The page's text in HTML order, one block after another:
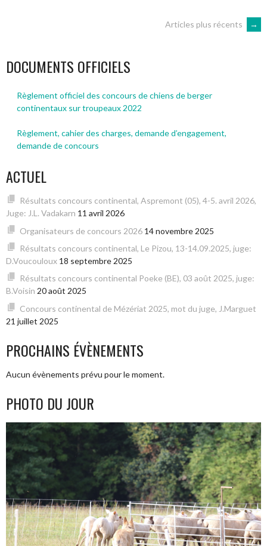
DES
ARTICLES
Articles plus récents →
DOCUMENTS OFFICIELS
Règlement officiel des concours de chiens de berger
continentaux sur troupeaux 2022
Règlement, cahier des charges, demande d’engagement,
demande de concours
ACTUEL
Résultats concours continental, Aspremont (05), 4-5. avril 2026,
Juge: J.L. Vadakarn 11 avril 2026
Organisateurs de concours 2026 14 novembre 2025
Résultats concours continental, Le Pizou, 13-14.09.2025, juge:
D.Voucouloux 18 septembre 2025
Résultats concours continental Poeke (BE), 03 août 2025, juge:
B.Voisin 20 août 2025
Concours continental de Mézériat 2025, mot du juge, J.Marguet
21 juillet 2025
PROCHAINS ÉVÈNEMENTS
Aucun évènements prévu pour le moment.
PHOTO DU JOUR